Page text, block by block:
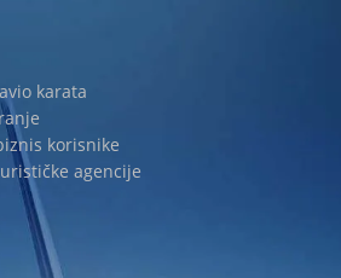
karata
korisnike
agencije